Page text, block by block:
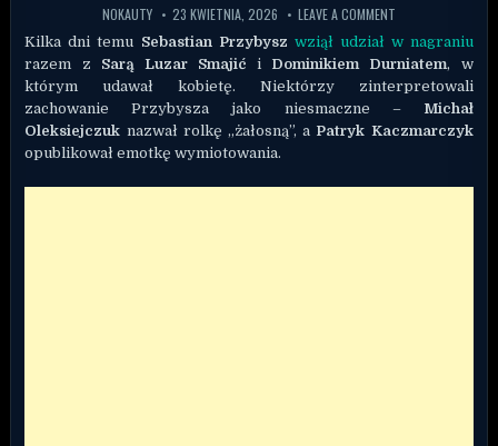
NOKAUTY 23 KWIETNIA, 2026 LEAVE A COMMENT
Kilka dni temu Sebastian Przybysz wziął udział w nagraniu
razem z Sarą Luzar Smajić i Dominikiem Durniatem, w
którym udawał kobietę. Niektórzy zinterpretowali
zachowanie Przybysza jako niesmaczne – Michał
Oleksiejczuk nazwał rolkę „żałosną”, a Patryk Kaczmarczyk
opublikował emotkę wymiotowania.